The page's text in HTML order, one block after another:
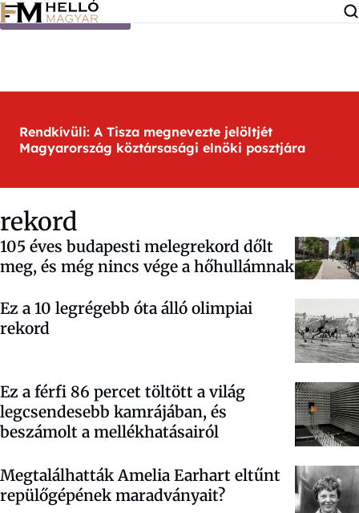
Ugrás a tartalomra
Rendkívüli: A Tisza megnevezte jelöltjét
Magyarország köztársasági elnöki posztjára
rekord
105 éves budapesti melegrekord dőlt
meg, és még nincs vége a hőhullámnak
Ez a 10 legrégebb óta álló olimpiai
rekord
Ez a férfi 86 percet töltött a világ
legcsendesebb kamrájában, és
beszámolt a mellékhatásairól
Megtalálhatták Amelia Earhart eltűnt
repülőgépének maradványait?